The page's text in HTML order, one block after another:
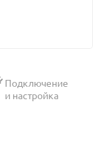
Подключение
и настройка